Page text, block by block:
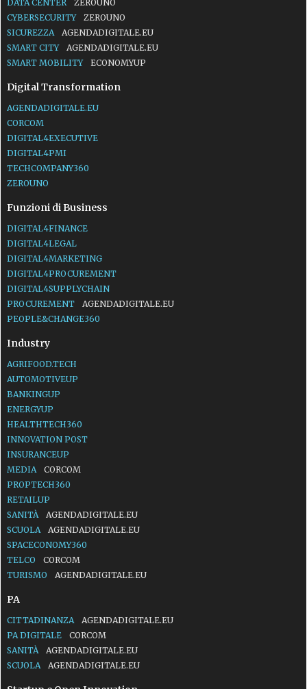
DATA CENTER
ZEROUNO
CYBERSECURITY
ZEROUNO
SICUREZZA
AGENDADIGITALE.EU
SMART CITY
AGENDADIGITALE.EU
SMART MOBILITY
ECONOMYUP
Digital Transformation
AGENDADIGITALE.EU
CORCOM
DIGITAL4EXECUTIVE
DIGITAL4PMI
TECHCOMPANY360
ZEROUNO
Funzioni di Business
DIGITAL4FINANCE
DIGITAL4LEGAL
DIGITAL4MARKETING
DIGITAL4PROCUREMENT
DIGITAL4SUPPLYCHAIN
PROCUREMENT
AGENDADIGITALE.EU
PEOPLE&CHANGE360
Industry
AGRIFOOD.TECH
AUTOMOTIVEUP
BANKINGUP
ENERGYUP
HEALTHTECH360
INNOVATION POST
INSURANCEUP
MEDIA
CORCOM
PROPTECH360
RETAILUP
SANITÀ
AGENDADIGITALE.EU
SCUOLA
AGENDADIGITALE.EU
SPACECONOMY360
TELCO
CORCOM
TURISMO
AGENDADIGITALE.EU
PA
CITTADINANZA
AGENDADIGITALE.EU
PA DIGITALE
CORCOM
SANITÀ
AGENDADIGITALE.EU
SCUOLA
AGENDADIGITALE.EU